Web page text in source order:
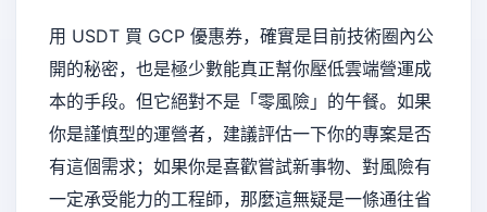
用 USDT 買 GCP 優惠券，確實是目前技術圈內公
開的秘密，也是極少數能真正幫你壓低雲端營運成
本的手段。但它絕對不是「零風險」的午餐。如果
你是謹慎型的運營者，建議評估一下你的專案是否
有這個需求；如果你是喜歡嘗試新事物、對風險有
一定承受能力的工程師，那麼這無疑是一條通往省